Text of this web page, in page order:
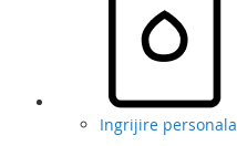
Ingrijire personala